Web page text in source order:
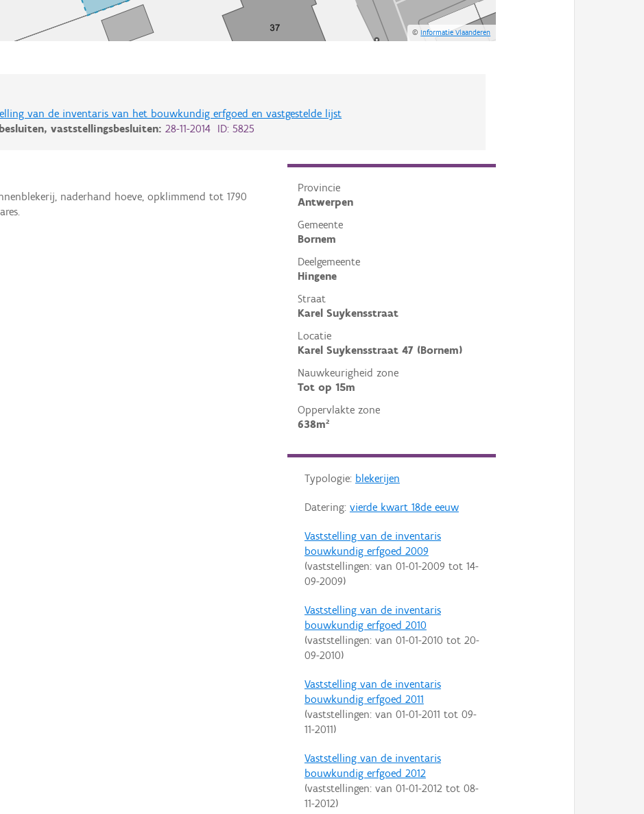
©Informatie Vlaanderen
van de inventaris van het bouwkundig erfgoed en vastgestelde lijst
vaststellingsbesluiten:28-11-2014 ID: 5825
Provincie
Antwerpen
Gemeente
Bornem
Deelgemeente
Hingene
Straat
Karel Suykensstraat
Locatie
Karel Suykensstraat 47 (Bornem)
Nauwkeurigheid zone
Tot op 15m
Oppervlakte zone
638m²
Typologie: blekerijen
Datering: vierde kwart 18de eeuw
Vaststelling van de inventaris
bouwkundig erfgoed 2009
(vaststellingen: van 01-01-2009 tot 14-
09-2009)
Vaststelling van de inventaris
bouwkundig erfgoed 2010
(vaststellingen: van 01-01-2010 tot 20-
09-2010)
Vaststelling van de inventaris
bouwkundig erfgoed 2011
(vaststellingen: van 01-01-2011 tot 09-
11-2011)
Vaststelling van de inventaris
bouwkundig erfgoed 2012
(vaststellingen: van 01-01-2012tot 08-
11-2012)
naderhand hoeve, opklimmend tot 1790